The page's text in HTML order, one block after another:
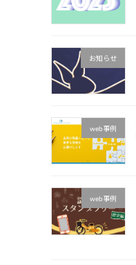
お知らせ
web事例
web事例